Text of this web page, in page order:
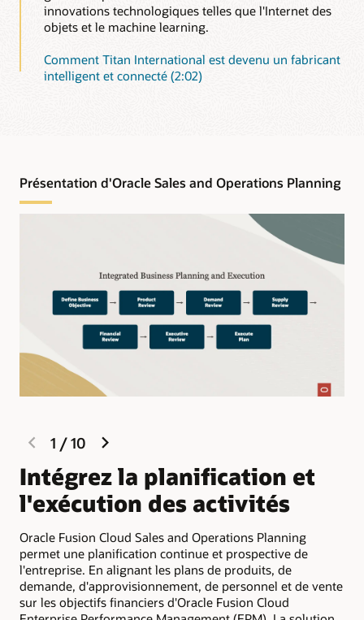
innovations technologiques telles que l'Internet des
objets et le machine learning.
Comment Titan International est devenu un fabricant
intelligent et connecté (2:02)
Présentation d'Oracle Sales and Operations Planning
previous
slide
1 /10
Intégrez la planification et
l'exécution des activités
Oracle Fusion Cloud Sales and Operations Planning
permet une planification continue et prospective de
l'entreprise. En alignant les plans de produits, de
demande, d'approvisionnement, de personnel et de vente
sur les objectifs financiers d'Oracle Fusion Cloud